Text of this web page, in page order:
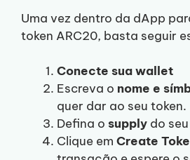
Uma vez dentro da dApp
token ARC20, basta seguir
Conecte sua wallet
Escreva o nome e
quer dar ao seu token.
Defina o supply do
Clique em Create